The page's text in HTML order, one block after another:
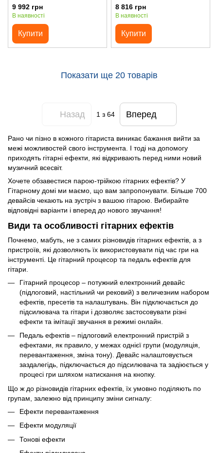
9 992 грн
В наявності
Купити
8 816 грн
В наявності
Купити
Показати ще 20 товарів
Назад 1з 64 Вперед
Рано чи пізно в кожного гітариста виникає бажання вийти за
межі можливостей свого інструмента. І тоді на допомогу
приходять гітарні ефекти, які відкривають перед ними новий
музичний всесвіт.
Хочете обзавестися парою-трійкою гітарних ефектів? У
Гітарному домі ми маємо, що вам запропонувати. Більше 700
девайсів чекають на зустріч з вашою гітарою. Вибирайте
відповідні варіанти і вперед до нового звучання!
Види та особливості гітарних ефектів
Почнемо, мабуть, не з самих різновидів гітарних ефектів, а з
пристроїв, які дозволяють їх використовувати під час гри на
інструменті. Це гітарний процесор та педаль ефектів для
гітари.
Гітарний процесор – потужний електронний девайс
(підлоговий, настільний чи рековий) з величезним набором
ефектів, пресетів та налаштувань. Він підключається до
підсилювача та гітари і дозволяє застосовувати різні
ефекти та імітації звучання в режимі онлайн.
Педаль ефектів – підлоговий електронний пристрій з
ефектами, як правило, у межах однієї групи (модуляція,
перевантаження, зміна тону). Девайс налаштовується
заздалегідь, підключається до підсилювача та задіюється у
процесі гри шляхом натискання на кнопку.
Що ж до різновидів гітарних ефектів, їх умовно поділяють по
групам, залежно від принципу зміни сигналу:
Ефекти перевантаження
Ефекти модуляції
Тонові ефекти